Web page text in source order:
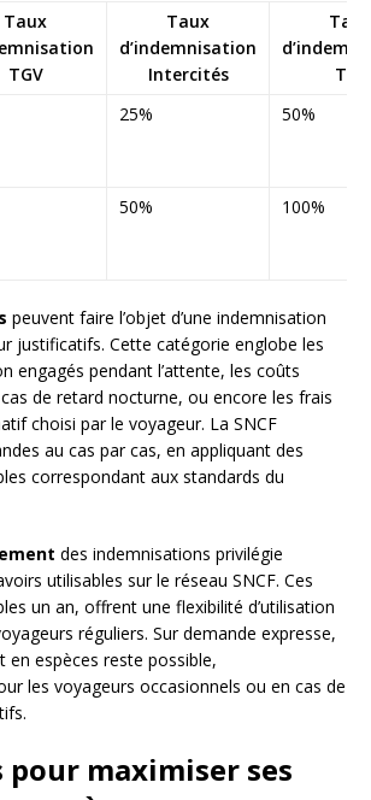
Taux
TGV
Taux
d’indemnisation
Intercités
Taux
TER
25% 50%
50% 100%
peuvent faire l’objet d’une indemnisation
justificatifs. Cette catégorie englobe les
engagés pendant l’attente, les coûts
de retard nocturne, ou encore les frais
choisi par le voyageur. La SNCF
au cas par cas, en appliquant des
correspondant aux standards du
des indemnisations privilégie
utilisables sur le réseau SNCF. Ces
un an, offrent une flexibilité d’utilisation
réguliers. Sur demande expresse,
en espèces reste possible,
les voyageurs occasionnels ou en cas de
pour maximiser ses